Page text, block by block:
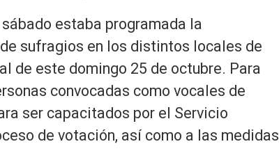
estaba programada la
sufragios en los distintos locales de
de este domingo 25 de octubre. Para
convocadas como vocales de
ser capacitados por el Servicio
de votación, así como a las medidas